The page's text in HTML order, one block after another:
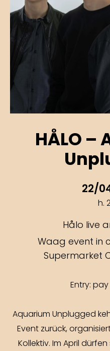
HÅLO
22/
h.
Hålo live
Waag event in
Supermarket
Entry:
Aquarium Unplugged
Event zurück,
Kollektiv. Im April